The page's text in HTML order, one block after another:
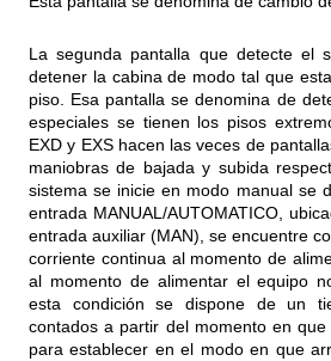
La segunda pantalla que detecte el
detener la cabina de modo tal que
piso. Esa pantalla se denomina de
especiales se tienen los pisos
EXD y EXS hacen las veces de
maniobras de bajada y subida
sistema se inicie en modo manual se
entrada MANUAL/AUTOMATICO,
entrada auxiliar (MAN), se encuentre
corriente continua al momento de
al momento de alimentar el equipo
esta condición se dispone de un
contados a partir del momento en
para establecer en el modo en que